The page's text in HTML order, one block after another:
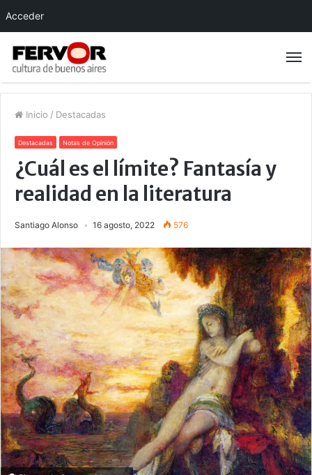
Inicio / Destacadas
Destacadas Notas de Opinión
¿Cuál es el límite? Fantasía y
realidad en la literatura
Santiago Alonso 16 agosto, 2022 576
Acceder